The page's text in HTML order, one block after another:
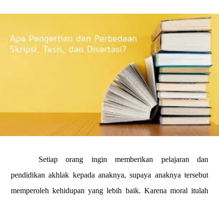
Setiap orang ingin memberikan pelajaran dan
pendidikan akhlak kepada anaknya, supaya anaknya tersebut
memperoleh kehidupan yang lebih baik. Karena moral itulah